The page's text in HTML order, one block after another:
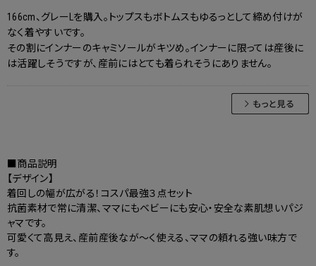
166cm、グレーLを購入。トップスもボトムスもゆるっとして締め付けが
なく着やすいです。
その割にインナーのキャミソールがキツめ。インナーに限っては産後に
は活躍しそうですが、産前にはとても着られそうにありません。
■商品説明
【デザイン】
着回しの幅が広がる！コスパ最強３点セット
抗菌素材で常に清潔、ママにもベビーにも安心・安全な素肌想いパジ
ャマです。
可愛くて高見え、産前産後なが～く使える、ママの頼れる強い味方で
す。